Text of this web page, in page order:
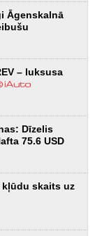
Āgenskalnā
– luksusa
Dīzelis
75.6 USD
kļūdu skaits uz